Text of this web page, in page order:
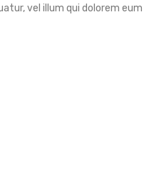
vel illum qui dolorem eum